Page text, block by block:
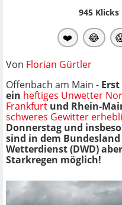
945Klicks
❤️ 😂
Von Florian Gürtler
Offenbach am Main -
ein heftiges Unwetter
Frankfurt und Rhein-
schweres Gewitter
Donnerstag und
sind in dem
Wetterdienst (DWD)
Starkregen möglich!